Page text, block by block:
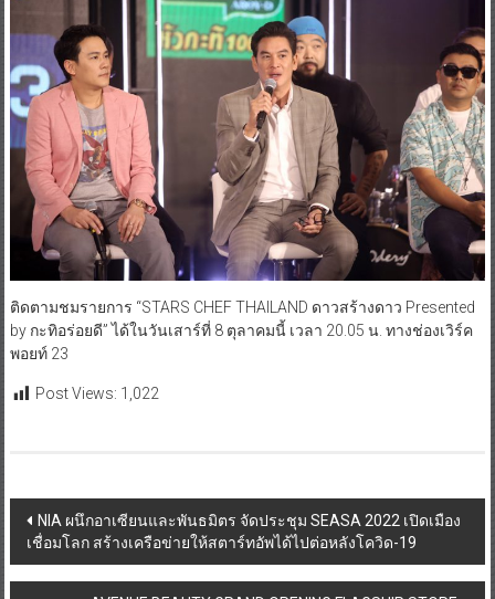
ติดตามชมรายการ “STARS CHEF THAILAND ดาวสร้างดาว Presented
by กะทิอร่อยดี” ได้ในวันเสาร์ที่ 8 ตุลาคมนี้ เวลา 20.05 น. ทางช่องเวิร์ค
พอยท์ 23
Post Views: 1,022
Post
navigation
NIA ผนึกอาเซียนและพันธมิตร จัดประชุม SEASA 2022 เปิดเมือง
เชื่อมโลก สร้างเครือข่ายให้สตาร์ทอัพได้ไปต่อหลังโควิด-19